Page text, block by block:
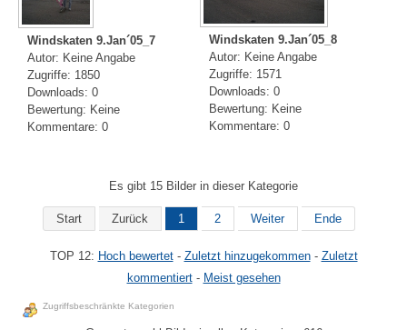
Windskaten 9.Jan´05_7
Autor: Keine Angabe
Zugriffe: 1850
Downloads: 0
Bewertung: Keine
Kommentare: 0
Windskaten 9.Jan´05_8
Autor: Keine Angabe
Zugriffe: 1571
Downloads: 0
Bewertung: Keine
Kommentare: 0
Es gibt 15 Bilder in dieser Kategorie
Start Zurück 1 2 Weiter Ende
TOP 12: Hoch bewertet- Zuletzt hinzugekommen- Zuletzt
kommentiert- Meist gesehen
Zugriffsbeschränkte Kategorien